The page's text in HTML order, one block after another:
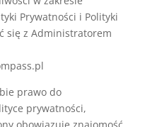
Prywatności i Polityki
się z Administratorem
prawo do
prywatności,